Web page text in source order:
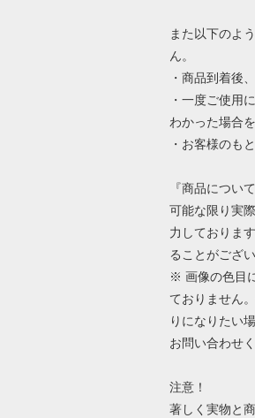
また以下のよ
ん。
・商品到着後
・一度ご使用
わかった場合を
・お客様のも
『商品について
可能な限り実
力しておりま
ることがござい
※ 画像の色目
ておりません
りになりたい
お問い合わせ
注意！
著しく実物と